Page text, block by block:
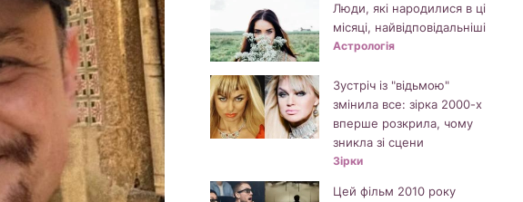
Люди, які народилися в ці
місяці, найвідповідальніші
Астрологія
Зустріч із "відьмою"
змінила все: зірка 2000-х
вперше розкрила, чому
зникла зі сцени
Зірки
Цей фільм 2010 року